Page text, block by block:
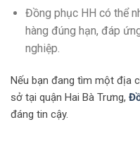
Đồng phục HH có thể
hàng đúng hạn, đáp
nghiệp.
Nếu bạn đang tìm một địa
sở tại quận Hai Bà Trưng,
đáng tin cậy.